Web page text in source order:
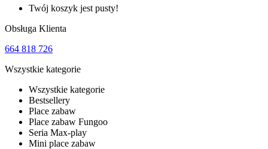
Twój koszyk jest pusty!
Obsługa Klienta
664 818 726
Wszystkie kategorie
Wszystkie kategorie
Bestsellery
Place zabaw
Place zabaw Fungoo
Seria Max-play
Mini place zabaw